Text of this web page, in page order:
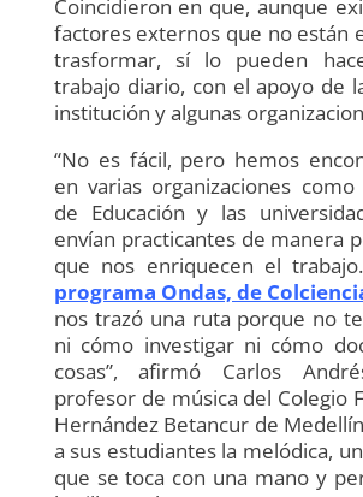
Coincidieron en que, aunque
factores externos que no están
trasformar, sí lo pueden
trabajo diario, con el apoyo de
institución y algunas
“No es fácil, pero hemos
en varias organizaciones como
de Educación y las
envían practicantes de manera
que nos enriquecen el
programa Ondas, de
nos trazó una ruta porque no
ni cómo investigar ni cómo
cosas”, afirmó Carlos
profesor de música del Colegio
Hernández Betancur de
a sus estudiantes la melódica,
que se toca con una mano y